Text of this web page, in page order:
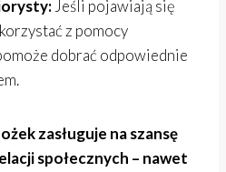
Jeśli pojawiają się
z pomocy
dobrać odpowiednie
zasługuje na szansę
społecznych – nawet